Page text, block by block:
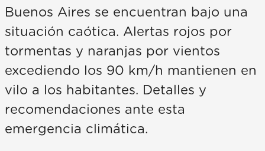
Buenos Aires se encuentran bajo una
situación caótica. Alertas rojos por
tormentas y naranjas por vientos
excediendo los 90 km/h mantienen en
vilo a los habitantes. Detalles y
recomendaciones ante esta
emergencia climática.